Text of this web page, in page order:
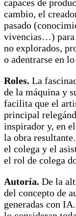
capaces de
cambio, el
pasado
vivencias…) para
no explorados,
o adentrarse en
Roles. La
de la máquina y
facilita que el
principal
inspirador y, en
la obra
el colega y el
el rol de colega
Autoría. De la
del concepto de
generadas con